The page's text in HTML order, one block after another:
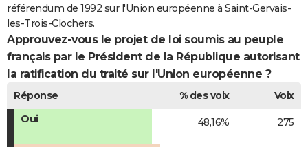
référendum de 1992 sur l'Union européenne à Saint-Gervais-
les-Trois-Clochers.
Approuvez-vous le projet de loi soumis au peuple
français par le Président de la République autorisant
la ratification du traité sur l'Union européenne ?
Réponse % des voix
Voix
Oui
48,16% 275